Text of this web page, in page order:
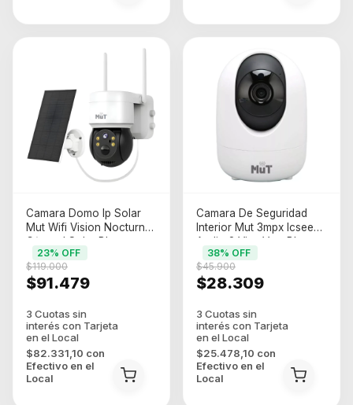
Camara Domo Ip Solar
Mut Wifi Vision Nocturna
C/panel Solar Blanco
$91.479
$119.000
23% OFF
$82.331,10 con
Efectivo en el
Local
Camara De Seguridad
Interior Mut 3mpx Icsee
Audio 2 Vias Vms Blanco
$28.309
$45.900
38% OFF
$25.478,10 con
Efectivo en el
Local